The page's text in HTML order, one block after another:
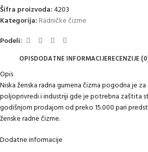
Šifra proizvoda:4203
Kategorija: Radničke čizme
Podeli:
OPISDODATNE INFORMACIJERECENZIJE
Opis
Niska ženska radna gumena čizma pogodna je
poljoprivredi i industriji gde je potrebna zaštita
godišnjom prodajom od preko 15.000 pari
ženske radne čizme.
Dodatne informacije